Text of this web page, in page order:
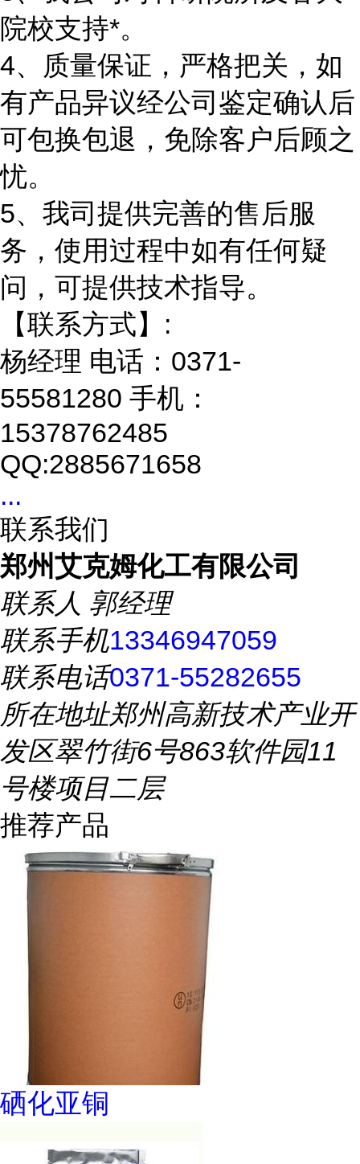
院校支持*。
4、质量保证，严格把关，如
有产品异议经公司鉴定确认后
可包换包退，免除客户后顾之
忧。
5、我司提供完善的售后服
务，使用过程中如有任何疑
问，可提供技术指导。
【联系方式】:
杨经理 电话：0371-
55581280 手机：
15378762485
QQ:2885671658
...
联系我们
郑州艾克姆化工有限公司
联系人 郭经理
联系手机13346947059
联系电话0371-55282655
所在地址郑州高新技术产业开
发区翠竹街6号863软件园11
号楼项目二层
推荐产品
硒化亚铜